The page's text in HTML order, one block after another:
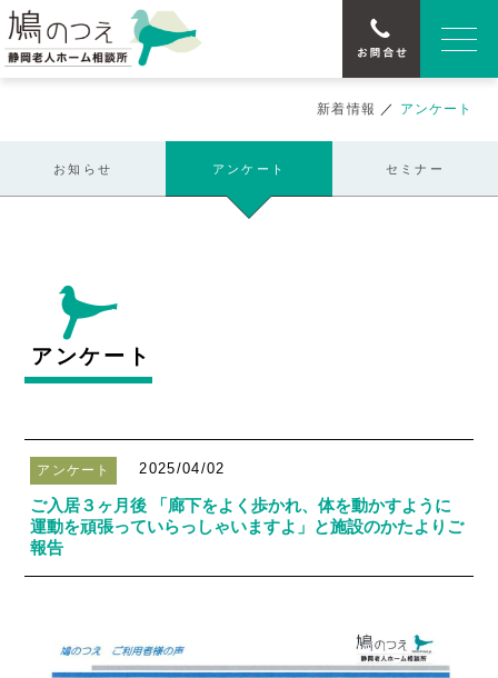
新着情報 ／ アンケート
お知らせ アンケート セミナー
アンケート
アンケート 2025/04/02
ご入居３ヶ月後 「廊下をよく歩かれ、体を動かすように
運動を頑張っていらっしゃいますよ」と施設のかたよりご
報告